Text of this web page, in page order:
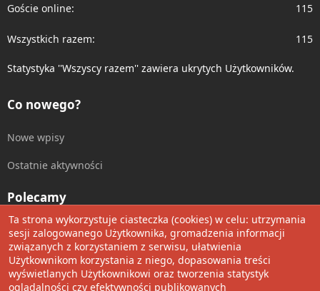
Goście online 115
Wszystkich razem 115
Statystyka ''Wszyscy razem'' zawiera ukrytych Użytkowników.
Co nowego?
Nowe wpisy
Ostatnie aktywności
Polecamy
Wolnościowe cytaty
Udostępnij
Ta strona wykorzystuje ciasteczka (cookies) w celu: utrzymania
sesji zalogowanego Użytkownika, gromadzenia informacji
związanych z korzystaniem z serwisu, ułatwienia
Użytkownikom korzystania z niego, dopasowania treści
wyświetlanych Użytkownikowi oraz tworzenia statystyk
oglądalności czy efektywności publikowanych